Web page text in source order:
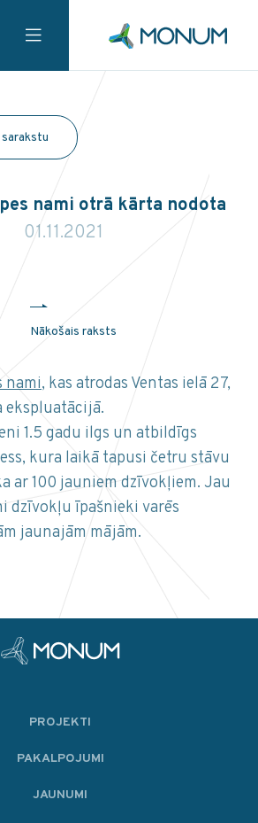
nami otrā kārta nodota
01.11.2021
Nākošais raksts
nami, kas atrodas Ventas ielā 27,
ekspluatācijā.
1.5 gadu ilgs un atbildīgs
kura laikā tapusi četru stāvu
ar 100 jauniem dzīvokļiem. Jau
dzīvokļu īpašnieki varēs
jaunajām mājām.
PROJEKTI
PAKALPOJUMI
JAUNUMI